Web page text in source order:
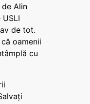
Alin
de tot.
oamenii
cu